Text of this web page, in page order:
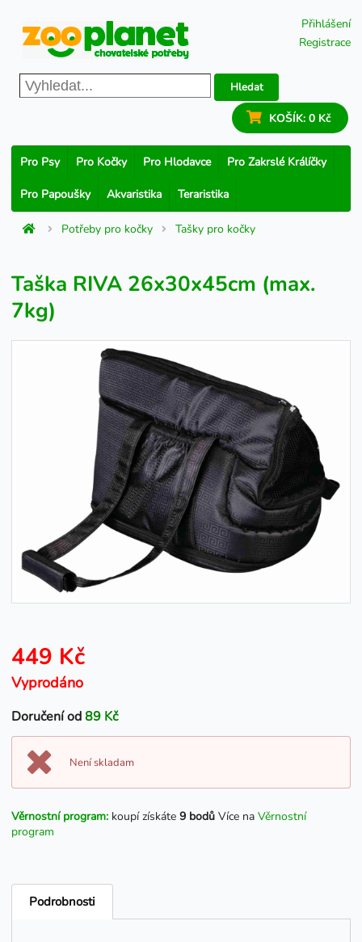
Přihlášení
Registrace
Hledat
KOŠÍK: 0 Kč
Pro Psy Pro Kočky Pro Hlodavce Pro Zakrslé Králíčky
Pro Papoušky Akvaristika Teraristika
Potřeby pro kočky Tašky pro kočky
Taška RIVA 26x30x45cm (max.
7kg)
449 Kč
Vyprodáno
Doručení od89 Kč
Není skladam
Věrnostní program: koupí získáte 9 bodů Více na Věrnostní
program
Podrobnosti